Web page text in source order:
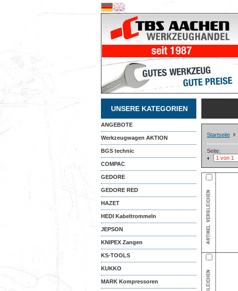
UNSERE KATEGORIEN
ANGEBOTE
Werkzeugwagen AKTION
BGS technic
COMPAC
GEDORE
GEDORE RED
HAZET
HEDI Kabeltrommeln
JEPSON
KNIPEX Zangen
KS-TOOLS
KUKKO
MARK Kompressoren
Startseite
Seite: